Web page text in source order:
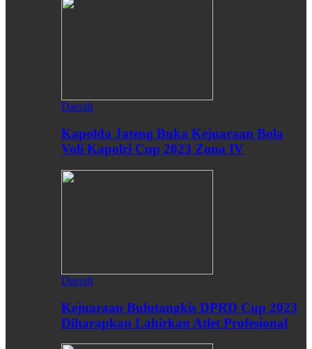
Daerah
Kapolda Jateng Buka Kejuaraan Bola
Voli Kapolri Cup 2023 Zona IV
Daerah
Kejuaraan Bulutangkis DPRD Cup 2023
Diharapkan Lahirkan Atlet Profesional